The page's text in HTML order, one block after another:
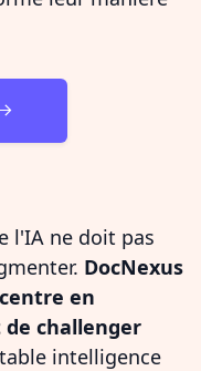
l'IA ne doit pas
DocNexus
en
challenger
intelligence